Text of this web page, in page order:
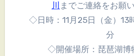
川 までご連絡をお願
◇日時：11月25日（金）13
分
◇開催場所：琵琶湖博